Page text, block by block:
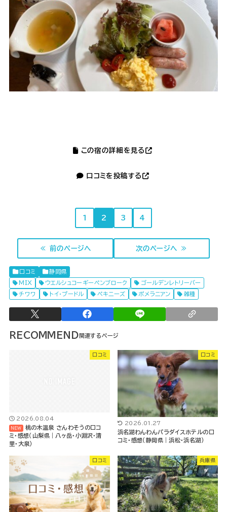
この宿の詳細を見る
口コミを投稿する
1 2 3 4
≪ 前のページへ 次のページへ ≫
口コミ
静岡県
MIX
ウエルシュコーギーペンブローク
ゴールデンレトリーバー
チワワ
トイ・プードル ペキニーズ ポメラニアン 雑種
RECOMMEND
口コミ
2026.08.04
桃の木温泉 さんわそうの口コ
ミ・感想（山梨県｜八ヶ岳・小淵沢・清
里・大泉）
口コミ
2026.01.27
浜名湖わんわんパラダイスホテルの口
コミ・感想（静岡県｜浜松・浜名湖）
口コミ 兵庫県